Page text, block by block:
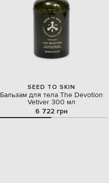
SEED TO SKIN
Бальзам для тела The Devotion
Vetiver 300 мл
6 722 грн